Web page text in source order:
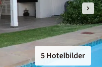
5 Hotelbilder